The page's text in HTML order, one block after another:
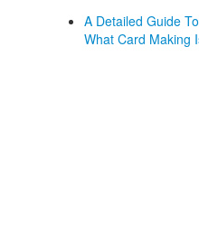
A Detailed Guide
What Card Making